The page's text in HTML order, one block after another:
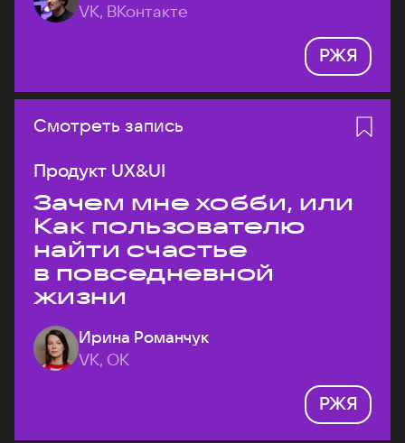
VK, ВКонтакте
РЖЯ
Смотреть запись
Продукт UX&UI
Зачем мне хобби, или
Как пользователю
найти счастье
в повседневной
жизни
Ирина Романчук
VK, ОК
РЖЯ